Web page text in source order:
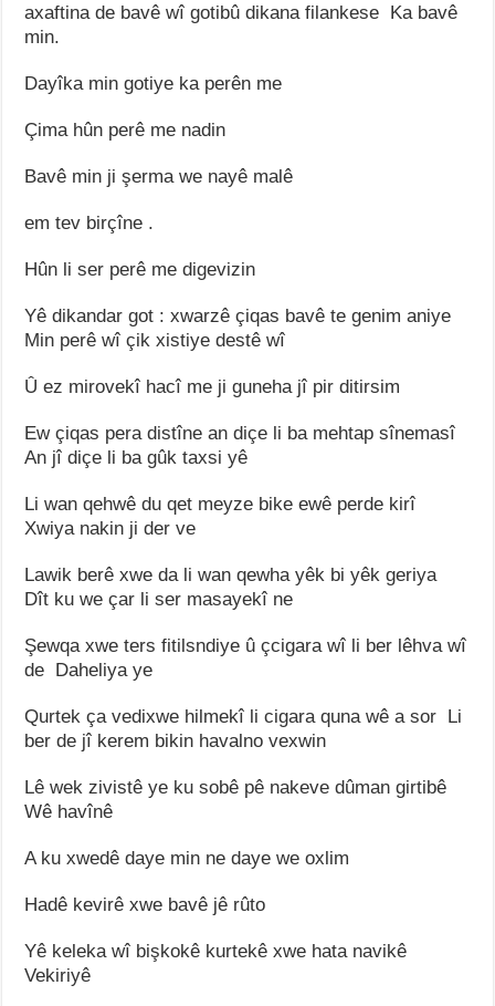
axaftina de bavê wî gotibû dikana filankese Ka bavê
min.
Dayîka min gotiye ka perên me
Çima hûn perê me nadin
Bavê min ji şerma we nayê malê
em tev birçîne .
Hûn li ser perê me digevizin
Yê dikandar got : xwarzê çiqas bavê te genim aniye
Min perê wî çik xistiye destê wî
Û ez mirovekî hacî me ji guneha jî pir ditirsim
Ew çiqas pera distîne an diçe li ba mehtap sînemasî
An jî diçe li ba gûk taxsi yê
Li wan qehwê du qet meyze bike ewê perde kirî
Xwiya nakin ji der ve
Lawik berê xwe da li wan qewha yêk bi yêk geriya
Dît ku we çar li ser masayekî ne
Şewqa xwe ters fitilsndiye û çcigara wî li ber lêhva wî
de Daheliya ye
Qurtek ça vedixwe hilmekî li cigara quna wê a sor Li
ber de jî kerem bikin havalno vexwin
Lê wek zivistê ye ku sobê pê nakeve dûman girtibê
Wê havînê
A ku xwedê daye min ne daye we oxlim
Hadê kevirê xwe bavê jê rûto
Yê keleka wî bişkokê kurtekê xwe hata navikê
Vekiriyê